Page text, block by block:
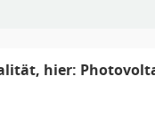
hier: